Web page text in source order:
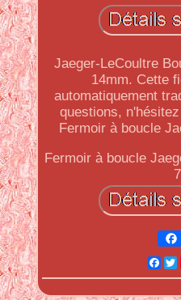
Jaeger-LeCoultre
14mm. Cette
automatiquement
questions,
Fermoir à boucle
Fermoir à boucle